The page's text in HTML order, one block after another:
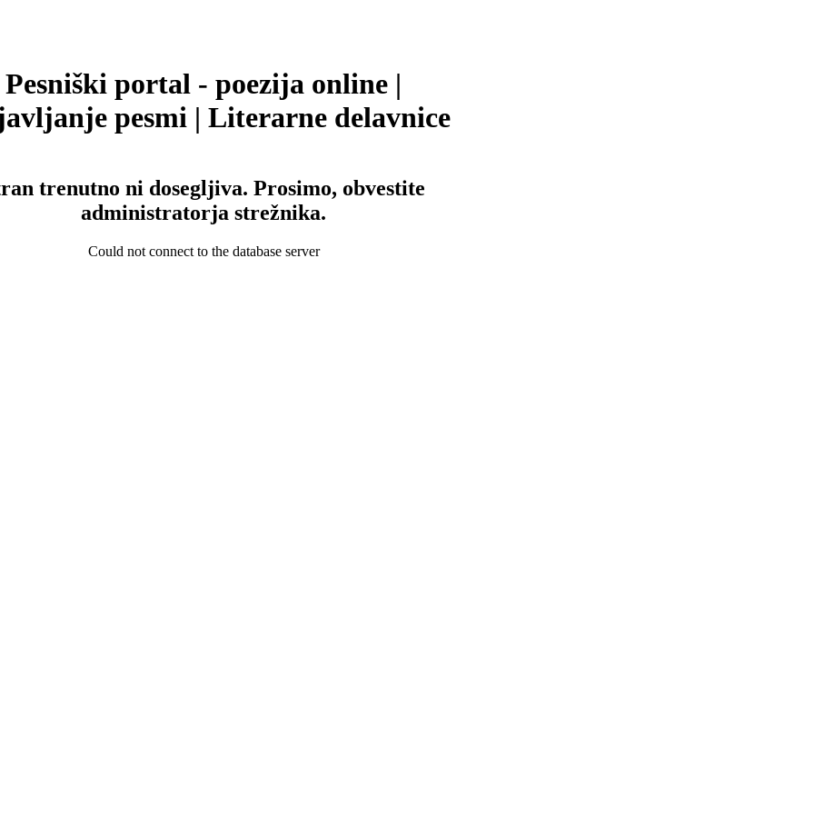
Pesniški portal - poezija online |
pesmi | Literarne delavnice
trenutno ni dosegljiva. Prosimo, obvestite
administratorja strežnika.
Could not connect to the database server